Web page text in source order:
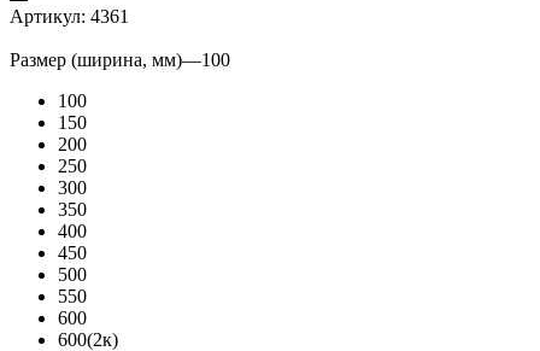
Артикул: 4361
Размер (ширина, мм)—100
100
150
200
250
300
350
400
450
500
550
600
600(2к)